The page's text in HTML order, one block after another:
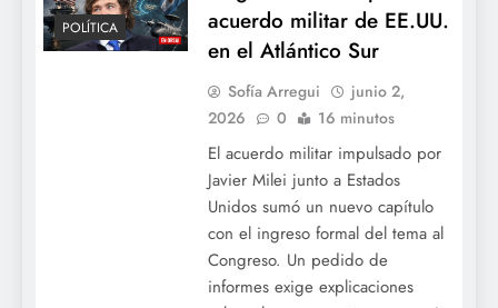
POLÍTICA
acuerdo militar de EE.UU.
en el Atlántico Sur
Sofía Arregui
junio 2,
2026
0 16 minutos
El acuerdo militar impulsado por
Javier Milei junto a Estados
Unidos sumó un nuevo capítulo
con el ingreso formal del tema al
Congreso. Un pedido de
informes exige explicaciones